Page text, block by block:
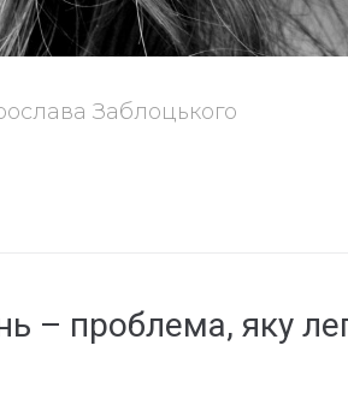
Заблоцького
– проблема, яку